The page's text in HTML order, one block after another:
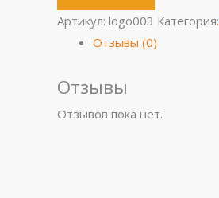
Артикул: logo003 Категория:
Отзывы (0)
Отзывы
Отзывов пока нет.